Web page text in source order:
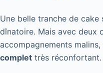
Une belle tranche de
dînatoire. Mais avec deux
accompagnements
complet très réconfortant.